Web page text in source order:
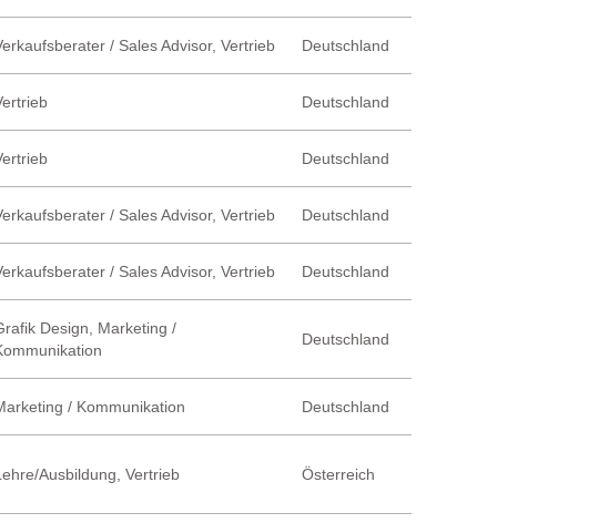
/ Sales Advisor, Vertrieb Deutschland
Deutschland
Deutschland
/ Sales Advisor, Vertrieb Deutschland
/ Sales Advisor, Vertrieb Deutschland
Design, Marketing /
Deutschland
/ Kommunikation Deutschland
Ausbildung, Vertrieb Österreich